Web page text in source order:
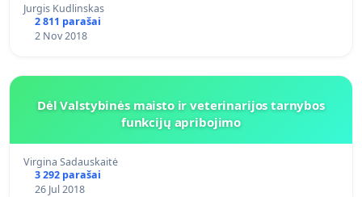
Jurgis Kudlinskas
2 811 parašai
2 Nov 2018
Dėl Valstybinės maisto ir veterinarijos tarnybos
funkcijų apribojimo
Virgina Sadauskaitė
3 292 parašai
26 Jul 2018